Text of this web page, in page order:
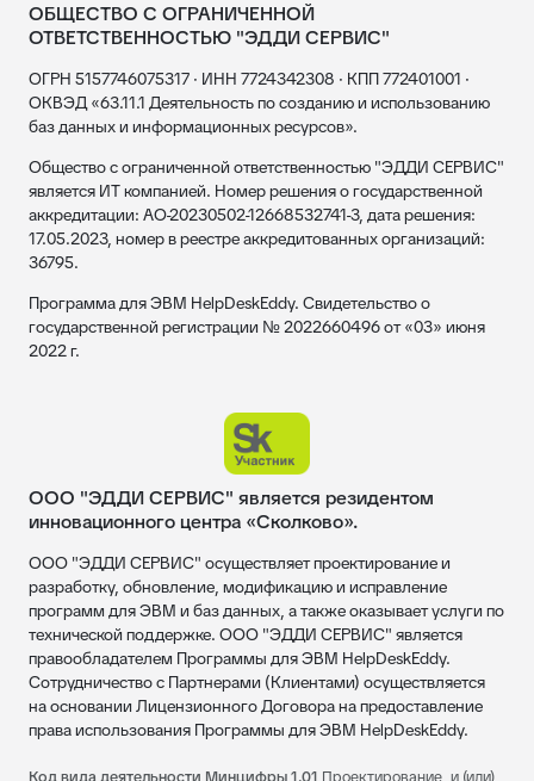
ОБЩЕСТВО С ОГРАНИЧЕННОЙ
ОТВЕТСТВЕННОСТЬЮ "ЭДДИ СЕРВИС"
ОГРН 5157746075317 · ИНН 7724342308 · КПП 772401001 ·
ОКВЭД «63.11.1 Деятельность по созданию и использованию
баз данных и информационных ресурсов».
Общество с ограниченной ответственностью "ЭДДИ СЕРВИС"
является ИТ компанией. Номер решения о государственной
аккредитации: АО-20230502-12668532741-3, дата решения:
17.05.2023, номер в реестре аккредитованных организаций:
36795.
Программа для ЭВМ HelpDeskEddy. Свидетельство о
государственной регистрации № 2022660496 от «03» июня
2022 г.
ООО "ЭДДИ СЕРВИС" является резидентом
инновационного центра «Сколково».
ООО "ЭДДИ СЕРВИС" осуществляет проектирование и
разработку, обновление, модификацию и исправление
программ для ЭВМ и баз данных, а также оказывает услуги по
технической поддержке. ООО "ЭДДИ СЕРВИС" является
правообладателем Программы для ЭВМ HelpDeskEddy.
Сотрудничество с Партнерами (Клиентами) осуществляется
на основании Лицензионного Договора на предоставление
права использования Программы для ЭВМ HelpDeskEddy.
Код вида деятельности Минцифры 1.01 Проектирование, и (или)